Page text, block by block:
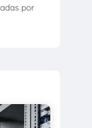
por